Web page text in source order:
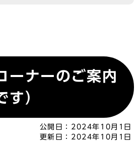
ーナーのご案内
す）
公開日： 2024年10月1日
更新日： 2024年10月1日